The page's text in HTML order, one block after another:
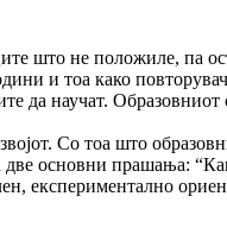
што не положиле, па
и тоа како
да научат. Образовниот
Со тоа што
основни прашања:
експериментално